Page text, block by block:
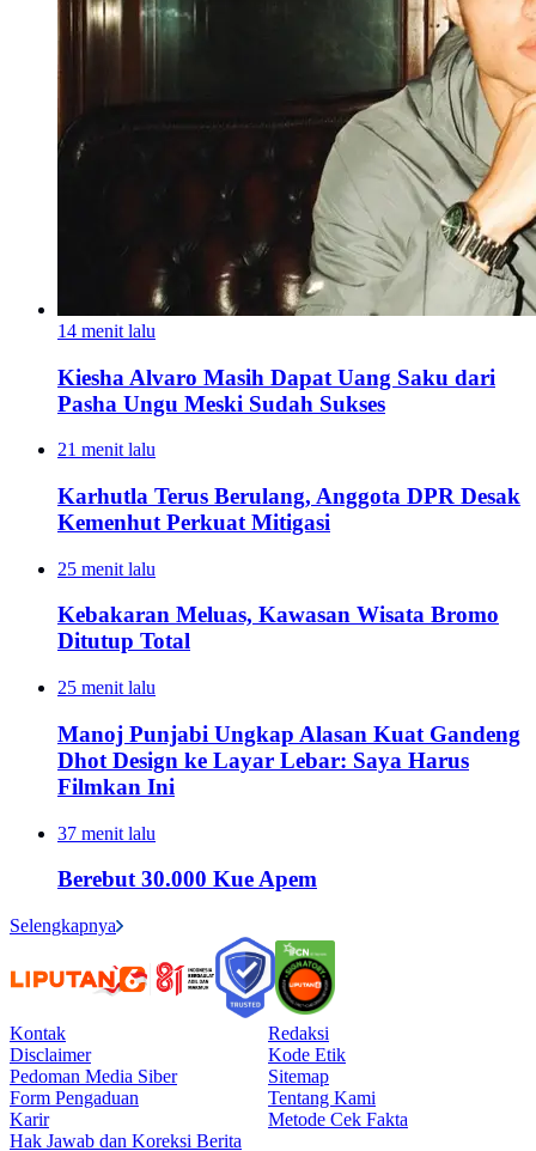
14 menit lalu
Kiesha Alvaro Masih Dapat Uang Saku dari
Pasha Ungu Meski Sudah Sukses
21 menit lalu
Karhutla Terus Berulang, Anggota DPR Desak
Kemenhut Perkuat Mitigasi
25 menit lalu
Kebakaran Meluas, Kawasan Wisata Bromo
Ditutup Total
25 menit lalu
Manoj Punjabi Ungkap Alasan Kuat Gandeng
Dhot Design ke Layar Lebar: Saya Harus
Filmkan Ini
37 menit lalu
Berebut 30.000 Kue Apem
Selengkapnya
Kontak
Redaksi
Disclaimer
Kode Etik
Pedoman Media Siber
Sitemap
Form Pengaduan
Tentang Kami
Karir
Metode Cek Fakta
Hak Jawab dan Koreksi Berita